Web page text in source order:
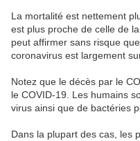
La mortalité est nettement
est plus proche de celle de
peut affirmer sans risque
coronavirus est largement
Notez que le décès par le
le COVID-19. Les humains
virus ainsi que de bactéries
Dans la plupart des cas, les